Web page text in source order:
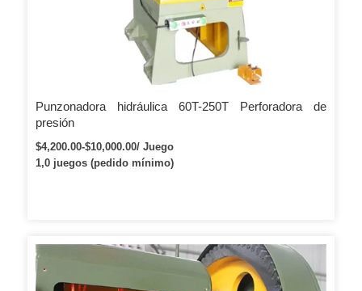
Punzonadora hidráulica 60T-250T Perforadora de
presión
$4,200.00-$10,000.00/ Juego
1,0 juegos (pedido mínimo)